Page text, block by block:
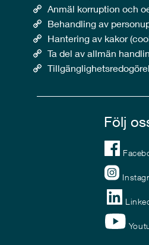
Anmäl korruption och
Behandling av
Hantering av kakor
Ta del av allmän
Följ